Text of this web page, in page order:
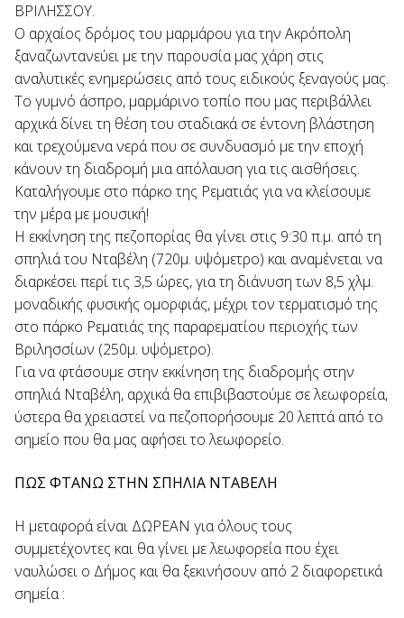
ΒΡΙΛΗΣΣΟΥ.
Ο αρχαίος δρόμος του μαρμάρου για την Ακρόπολη
ξαναζωντανεύει με την παρουσία μας χάρη στις
αναλυτικές ενημερώσεις από τους ειδικούς ξεναγούς μας.
Το γυμνό άσπρο, μαρμάρινο τοπίο που μας περιβάλλει
αρχικά δίνει τη θέση του σταδιακά σε έντονη βλάστηση
και τρεχούμενα νερά που σε συνδυασμό με την εποχή
κάνουν τη διαδρομή μια απόλαυση για τις αισθήσεις.
Καταλήγουμε στο πάρκο της Ρεματιάς για να κλείσουμε
την μέρα με μουσική!
Η εκκίνηση της πεζοπορίας θα γίνει στις 9:30 π.μ. από τη
σπηλιά του Νταβέλη (720μ. υψόμετρο) και αναμένεται να
διαρκέσει περί τις 3,5 ώρες, για τη διάνυση των 8,5 χλμ.
μοναδικής φυσικής ομορφιάς, μέχρι τον τερματισμό της
στο πάρκο Ρεματιάς της παραρεματίου περιοχής των
Βριλησσίων (250μ. υψόμετρο).
Για να φτάσουμε στην εκκίνηση της διαδρομής στην
σπηλιά Νταβέλη, αρχικά θα επιβιβαστούμε σε λεωφορεία,
ύστερα θα χρειαστεί να πεζοπορήσουμε 20 λεπτά από το
σημείο που θα μας αφήσει το λεωφορείο.
ΠΩΣ ΦΤΑΝΩ ΣΤΗΝ ΣΠΗΛΙΑ ΝΤΑΒΕΛΗ
Η μεταφορά είναι ΔΩΡΕΑΝ για όλους τους
συμμετέχοντες και θα γίνει με λεωφορεία που έχει
ναυλώσει ο Δήμος και θα ξεκινήσουν από 2 διαφορετικά
σημεία :